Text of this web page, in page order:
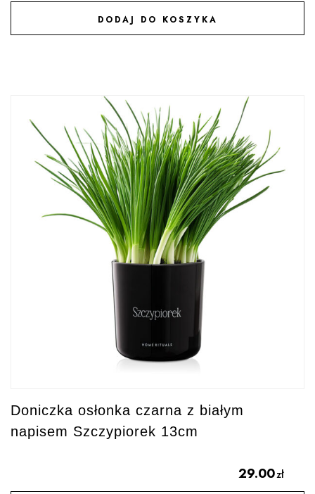
DODAJ DO KOSZYKA
DODAJ DO ULUBIONYCH
Doniczka osłonka czarna z białym
napisem Szczypiorek 13cm
29.00zł